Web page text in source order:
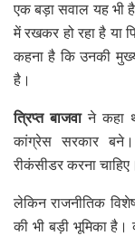
एक बड़ा सवाल यह भी
में रखकर हो रहा है या
कहना है कि उनकी
है।
त्रिप्त बाजवाने कहा
कांग्रेस सरकार
रीकंसीडर करना
लेकिन राजनीतिक
की भी बड़ी भूमिका